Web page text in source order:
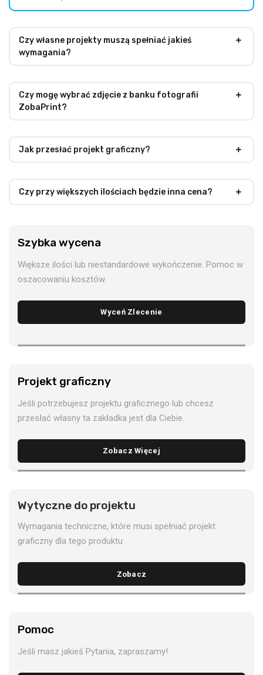
Czy własne projekty muszą spełniać jakieś
wymagania?
Czy mogę wybrać zdjęcie z banku fotografii
ZobaPrint?
Jak przesłać projekt graficzny?
Czy przy większych ilościach będzie inna cena?
Szybka wycena
Większe ilości lub niestandardowe wykończenie. Pomoc w
oszacowaniu kosztów.
Wyceń Zlecenie
Projekt graficzny
Jeśli potrzebujesz projektu graficznego lub chcesz
przesłać własny ta zakładka jest dla Ciebie.
Zobacz Więcej
Wytyczne do projektu
Wymagania techniczne, które musi spełniać projekt
graficzny dla tego produktu
Zobacz
Pomoc
Jeśli masz jakieś Pytania, zapraszamy!